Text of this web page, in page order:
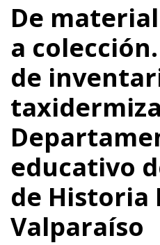
De
a
de
educativo
de Historia
Valparaíso